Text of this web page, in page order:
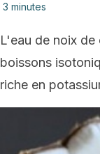
3 minutes
L'eau de noix
boissons
riche en